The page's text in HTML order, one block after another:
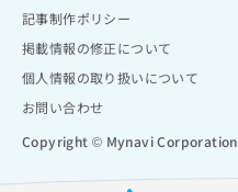
記事制作ポリシー
掲載情報の修正について
個人情報の取り扱いについて
お問い合わせ
Copyright © Mynavi Corporation